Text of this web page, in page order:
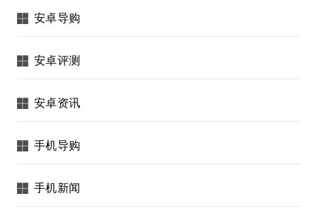
安卓导购
安卓评测
安卓资讯
手机导购
手机新闻